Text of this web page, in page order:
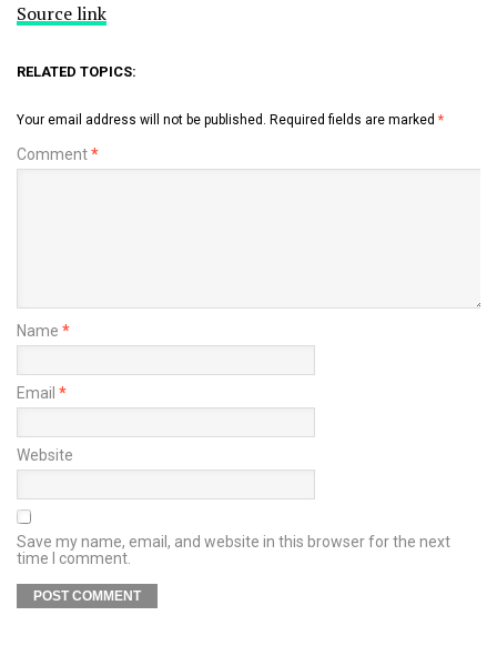
Source link
RELATED TOPICS:
Your email address will not be published. Required fields are marked *
Comment*
Name *
Email *
Website
Save my name, email, and website in this browser for the next
time I comment.